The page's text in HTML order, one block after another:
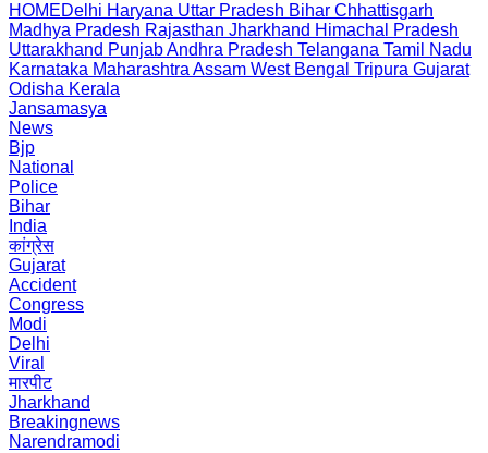
HOMEDelhi Haryana Uttar Pradesh Bihar Chhattisgarh
Madhya Pradesh Rajasthan Jharkhand Himachal Pradesh
Uttarakhand PunjabAndhra Pradesh Telangana Tamil Nadu
Karnataka Maharashtra Assam West Bengal Tripura Gujarat
Odisha Kerala
Jansamasya
News
Bjp
National
Police
Bihar
India
कांग्रेस
Gujarat
Accident
Congress
Modi
Delhi
Viral
मारपीट
Jharkhand
Breakingnews
Narendramodi